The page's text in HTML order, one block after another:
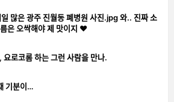
많은 광주 진월동 폐병원 사진.jpg 와.. 진짜 소
오싹해야 제 맛이지 ❤️
요로코롬 하는 그런 사람을 만나.
기분이…